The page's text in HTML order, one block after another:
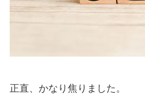
正直、かなり焦りました。